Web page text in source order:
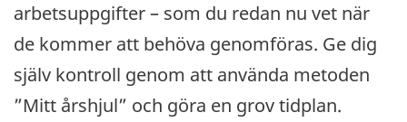
arbetsuppgifter – som du redan nu vet när
de kommer att behöva genomföras. Ge dig
själv kontroll genom att använda metoden
”Mitt årshjul” och göra en grov tidplan.